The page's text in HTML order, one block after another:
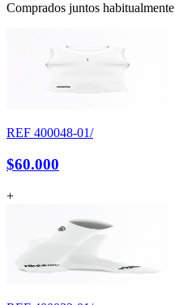
Comprados juntos habitualmente
REF 400048-01/
$60.000
+